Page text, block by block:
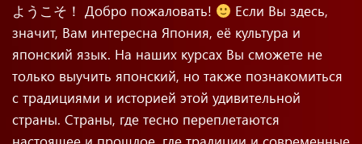
ようこそ！ Добро пожаловать!
Если Вы здесь,
значит, Вам интересна Япония, её культура и
японский язык. На наших курсах Вы сможете не
только выучить японский, но также познакомиться
с традициями и историей этой удивительной
страны. Страны, где тесно переплетаются